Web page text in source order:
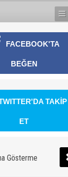
Yetişkinler
FACEBOOK'TA
BEĞEN
TAKİP
ET
Gösterme